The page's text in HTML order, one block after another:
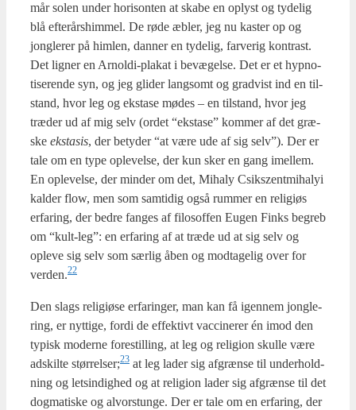
mår solen under hori­son­ten at ska­be en oplyst og tyde­lig
blå efter­års­him­mel. De røde æbler, jeg nu kaster op og
jong­le­rer på him­len, dan­ner en tyde­lig, far­ve­rig kon­trast.
Det lig­ner en Arnol­di-pla­kat i bevæ­gel­se. Det er et hyp­no­
ti­se­ren­de syn, og jeg gli­der lang­somt og grad­vist ind en til­
stand, hvor leg og ekst­a­se mødes – en til­stand, hvor jeg
træ­der ud af mig selv (ordet “ekst­a­se” kom­mer af det græ­
ske ekst­a­sis, der bety­der “at være ude af sig selv”). Der er
tale om en type ople­vel­se, der kun sker en gang imel­lem.
En ople­vel­se, der min­der om det, Miha­ly Csikszent­mi­ha­lyi
kal­der flow, men som sam­ti­dig også rum­mer en reli­gi­øs
erfa­ring, der bed­re fan­ges af filo­sof­fen Eugen Finks begreb
om “kult-leg”: en erfa­ring af at træ­de ud at sig selv og
ople­ve sig selv som sær­lig åben og mod­ta­ge­lig over for
verden.22
Den slags reli­gi­øse erfa­ring­er, man kan få igen­nem jong­le­
ring, er nyt­ti­ge, for­di de effek­tivt vac­ci­ne­rer én imod den
typisk moder­ne fore­stil­ling, at leg og reli­gion skul­le være
adskil­te størrelser;23 at leg lader sig afgræn­se til under­hold­
ning og let­sin­dig­hed og at reli­gion lader sig afgræn­se til det
dog­ma­ti­ske og alvor­stun­ge. Der er tale om en erfa­ring, der